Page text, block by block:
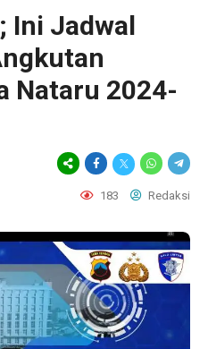
Ini Jadwal
Nataru 2024-
183 Redaksi